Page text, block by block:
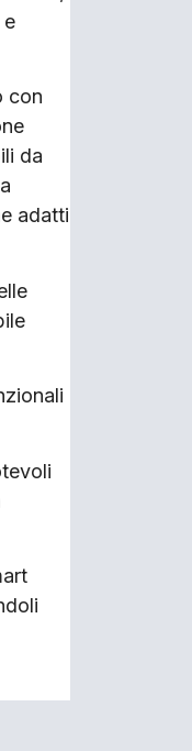
e
con
da
adatti